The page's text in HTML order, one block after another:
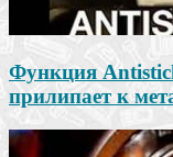
Функция
прилипает к